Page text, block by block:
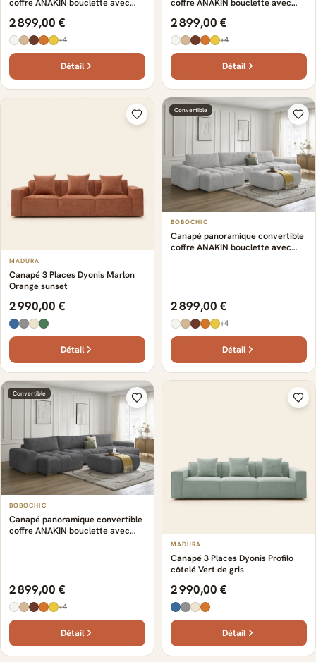
2 899,00 €
+4
Détail
2 899,00 €
+4
Détail
MADURA
Canapé 3 Places Dyonis Marlon
Orange sunset
2 990,00 €
Détail
Convertible
BOBOCHIC
Canapé panoramique convertible
coffre ANAKIN bouclette avec
2 899,00 €
+4
Détail
Convertible
BOBOCHIC
Canapé panoramique convertible
coffre ANAKIN bouclette avec
2 899,00 €
+4
Détail
MADURA
Canapé 3 Places Dyonis Profilo
côtelé Vert de gris
2 990,00 €
Détail